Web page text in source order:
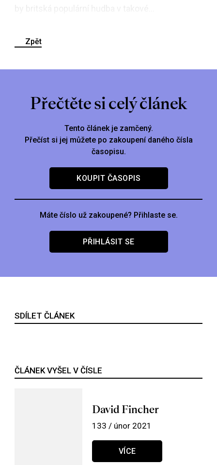
Zpět
Přečtěte si celý článek
Tento článek je zamčený.
Přečíst si jej můžete po zakoupení daného čísla
časopisu.
KOUPIT ČASOPIS
Máte číslo už zakoupené? Přihlaste se.
PŘIHLÁSIT SE
SDÍLET ČLÁNEK
ČLÁNEK VYŠEL V ČÍSLE
David Fincher
133 / únor 2021
VÍCE